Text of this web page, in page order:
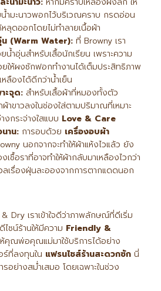
ำมะนาวพอกไว้บริเวณคราบ กรดอ่อน
ลุดออกโดยไม่ทำลายเนื้อผ้า
น (Warm Water): ที่ Browny เรา
น้ำอุ่นสำหรับเสื้อนักเรียน เพราะความ
ยให้ผงซักฟอกทำงานได้เต็มประสิทธิภาพ
ลืองได้ดีกว่าน้ำเย็น
ะจุด: สำหรับเสื้อผ้าที่หมองทั้งตัว
าขาวลงในช่องใส่ตามปริมาณที่เหมาะ
กระจ่างใสแบบ Love & Care
าน: การอบด้วย เครื่องอบผ้า
นอกจากจะทำให้ผ้าแห้งไวแล้ว ยัง
ชื้อราที่อาจทำให้ผ้ากลับมาเหลืองไวกว่า
ลเรื่องฝุ่นละอองจากการตากแดดนอก
Dry เราเข้าใจดีว่าภาพลักษณ์ที่ดีเริ่ม
ซน์ร้านให้มีความ Friendly &
ห้คุณพ่อคุณแม่มาใช้บริการได้อย่าง
ร์ที่ลงทุนใน แฟรนไชส์ร้านสะดวกซัก นี่
อย่างสม่ำเสมอ โดยเฉพาะในช่วง